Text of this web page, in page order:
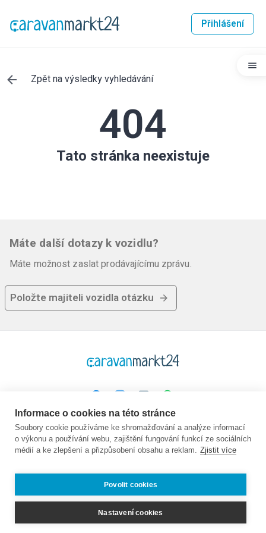
Přihlášení
Zpět na výsledky vyhledávání
404
Tato stránka neexistuje
Máte další dotazy k vozidlu?
Máte možnost zaslat prodávajícímu zprávu.
Položte majiteli vozidla otázku
Platforma
Domovská stránka
Koupit
Prodej
otázky
Společnost
O nás
Kontakt
Průvodce
Nabídky práce:
Partner
Právní
GTC
Ochrana údajů
Otisk
Informace o cookies na této stránce
Soubory cookie používáme ke shromažďování a analýze informací
o výkonu a používání webu, zajištění fungování funkcí ze sociálních
médií a ke zlepšení a přizpůsobení obsahu a reklam. Zjistit více
Povolit cookies
Nastavení cookies